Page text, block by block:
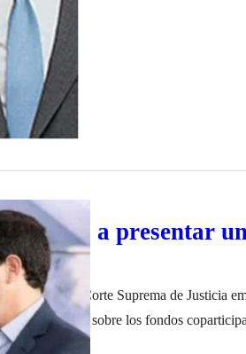
a presentar
para que la Corte Suprema de Justicia
porteño sobre los fondos
en Casa Rosada y, según